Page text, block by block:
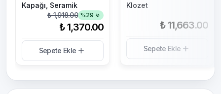
Kapağı, Seramik
₺ 1,918.00 %29
₺ 1,370.00
Sepete Ekle
Klozet
₺ 11,663.00
Sepete Ekle